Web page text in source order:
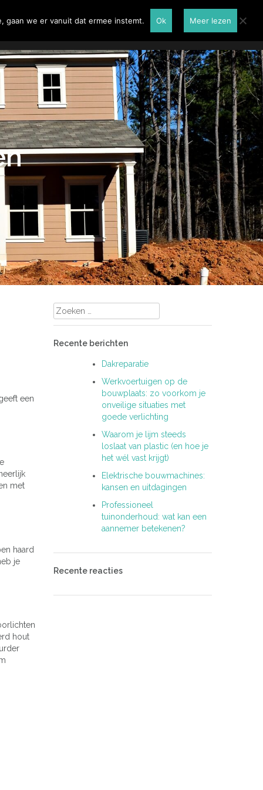
Renovatie Contactformulier
een
met
haard
je
hout
Zoeken
naar:
Recente berichten
Dakreparatie
Werkvoertuigen op de
bouwplaats: zo voorkom je
onveilige situaties met
goede verlichting
Waarom je lijm steeds
loslaat van plastic (en hoe je
het wél vast krijgt)
Elektrische bouwmachines:
kansen en uitdagingen
Professioneel
tuinonderhoud: wat kan een
aannemer betekenen?
Recente reacties
gaan we er vanuit dat ermee instemt. Ok Meer lezen